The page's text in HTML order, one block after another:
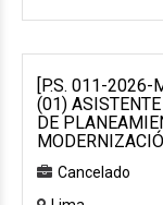
[P.S. 011-2026-
(01)
DE
Cancelado